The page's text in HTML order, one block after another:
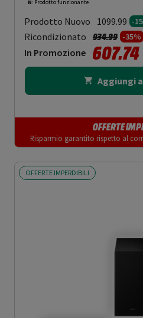
N: Prodotto funzionante
Prodotto Nuovo 1099.99 -
Ricondizionato Prezzo
934.99a-35%
In Promozione 607.74
Aggiungi
OFFERTE
Risparmio garantito rispetto al
OFFERTE IMPERDIBILI